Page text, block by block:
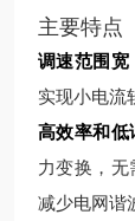
主要特点
调速范围宽
实现小电流
高效率和低
力变换，无
减少电网谐